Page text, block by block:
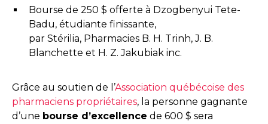
Bourse de 250 $ offerte à Dzogbenyui Tete-
Badu, étudiante finissante,
par Stérilia, Pharmacies B. H. Trinh, J. B.
Blanchette et H. Z. Jakubiak inc.
Grâce au soutien de l’Association québécoise des
pharmaciens propriétaires, la personne gagnante
d’une bourse d’excellence de 600 $ sera